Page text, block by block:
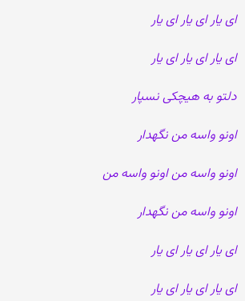
ای یار ای یار ای یار
ای یار ای یار ای یار
دلتو به هیچکی نسپار
اونو واسه من نگهدار
اونو واسه من اونو واسه من
اونو واسه من نگهدار
ای یار ای یار ای یار
ای یار ای یار ای یار